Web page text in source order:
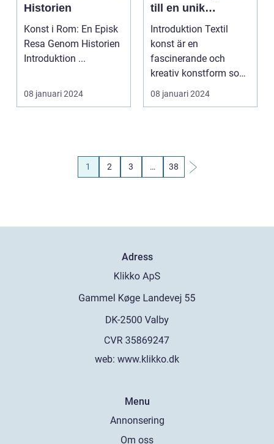
Historien
Konst i Rom: En Episk
Resa Genom Historien
Introduktion ...
08 januari 2024
till en unik
konstform
Introduktion Textil
konst är en
fascinerande och
kreativ konstform som
har funnits i
århundraden. G...
08 januari 2024
1 2 3 … 38
Adress
web: www.klikko.dk
Menu
Annonsering
Om oss